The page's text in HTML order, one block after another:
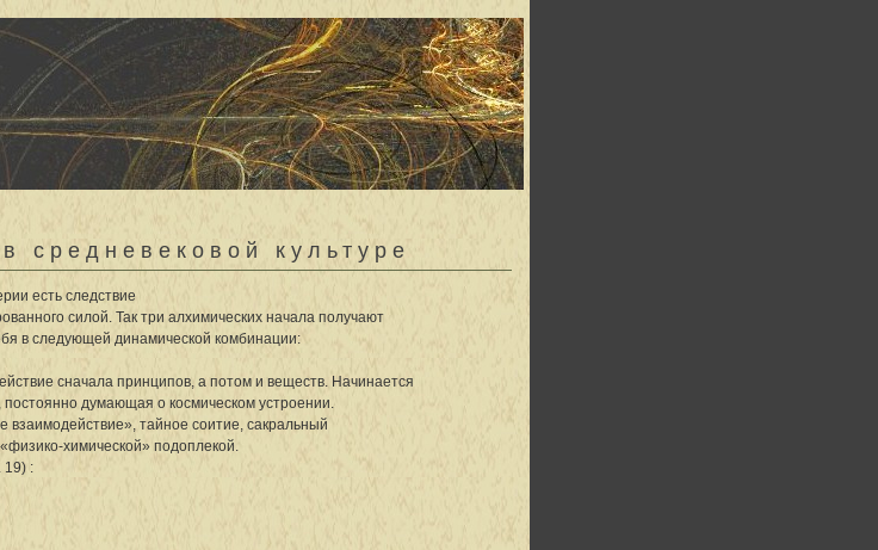
средневековой культуре
есть следствие
силой. Так три алхимических начала получают
в следующей динамической комбинации:
сначала принципов, а потом и веществ. Начинается
думающая о космическом устроении.
взаимодействие», тайное соитие, сакральный
химической» подоплекой.
19) :